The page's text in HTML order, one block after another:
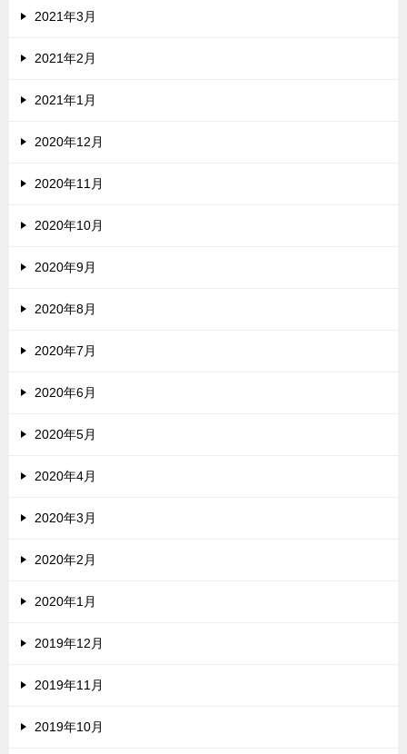
2021年3月
2021年2月
2021年1月
2020年12月
2020年11月
2020年10月
2020年9月
2020年8月
2020年7月
2020年6月
2020年5月
2020年4月
2020年3月
2020年2月
2020年1月
2019年12月
2019年11月
2019年10月